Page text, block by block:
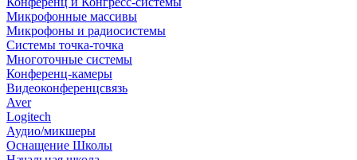
Микрофонные массивы
Микрофоны и радиосистемы
Системы точка-точка
Многоточные системы
Конференц-камеры
Видеоконференцсвязь
Aver
Logitech
Аудио/микшеры
Оснащение Школы